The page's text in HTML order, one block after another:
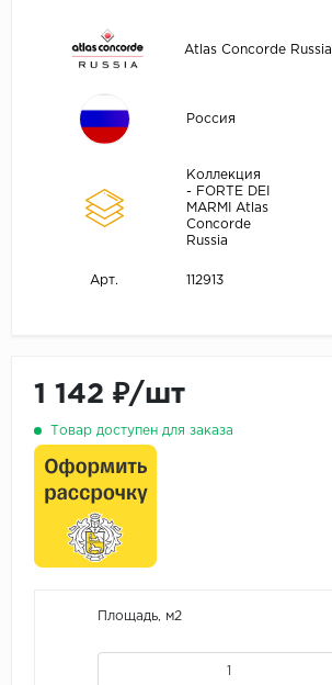
Atlas Concorde Russia
Россия
Коллекция
- FORTE DEI
MARMI Atlas
Concorde
Russia
Арт. 112913
1 142 ₽/шт
Товар доступен для заказа
Площадь, м2